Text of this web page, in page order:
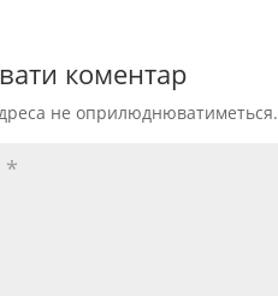
коментар
не оприлюднюватиметься.